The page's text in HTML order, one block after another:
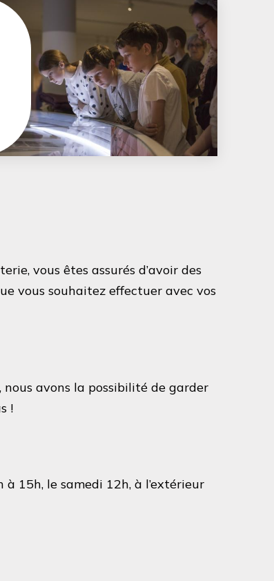
vous êtes assurés d’avoir des
vous souhaitez effectuer avec vos
avons la possibilité de garder
!
15h, le samedi 12h, à l’extérieur